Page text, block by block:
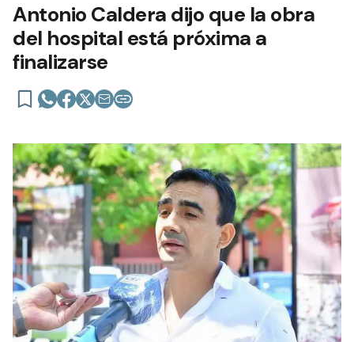
Antonio Caldera dijo que la obra
del hospital está próxima a
finalizarse